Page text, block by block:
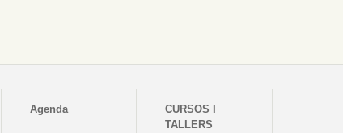
Agenda
CURSOS I
TALLERS